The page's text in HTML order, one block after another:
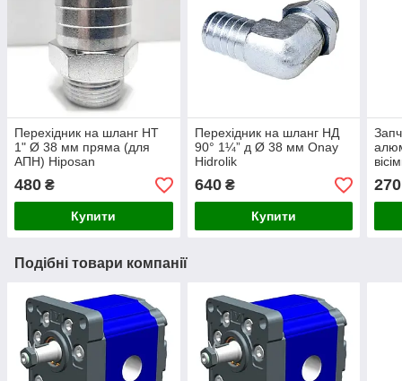
Перехідник на шланг НТ
1" Ø 38 мм пряма (для
АПН) Hiposan
480 ₴
Купити
Перехідник на шланг НД
90° 1¼” д Ø 38 мм Onay
Hidrolik
640₴
Купити
270
Подібні товари компанії